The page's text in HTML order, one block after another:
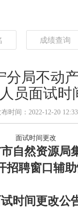
成绩查询
局不动
员面试时
时间：2022-12-20 12:33
面试时间更改
自然资源局
招聘窗口辅
时间更改公